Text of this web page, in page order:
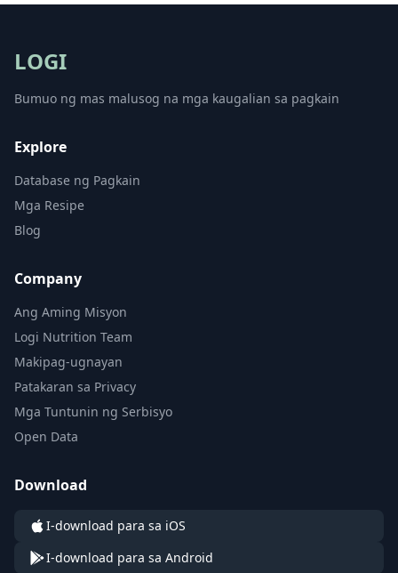
LOGI
Bumuo ng mas malusog na mga kaugalian sa pagkain
Explore
Database ng Pagkain
Mga Resipe
Blog
Company
Ang Aming Misyon
Logi Nutrition Team
Makipag-ugnayan
Patakaran sa Privacy
Mga Tuntunin ng Serbisyo
Open Data
Download
I-download para sa iOS
I-download para sa Android